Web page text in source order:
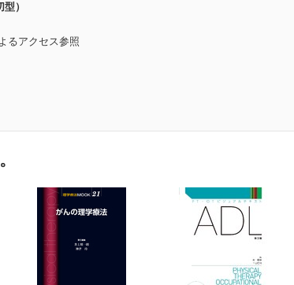
）
るアクセス参照